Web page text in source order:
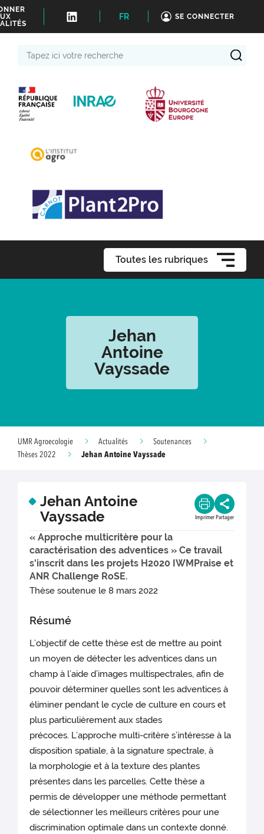
FR SE CONNECTER
Toutes les rubriques
Jehan
Antoine
Vayssade
UMR Agroecologie Actualités
Soutenances
Thèses 2022
Jehan Antoine Vayssade
Jehan Antoine
Vayssade
Imprimer Partager
« Approche multicritère pour la
caractérisation des adventices » Ce travail
s'inscrit dans les projets H2020 IWMPraise et
ANR Challenge RoSE.
Thèse soutenue le 8 mars 2022
Résumé
L’objectif de cette thèse est de mettre au point
un moyen de détecter les adventices dans un
champ à l’aide d’images multispectrales, afin de
pouvoir déterminer quelles sont les adventices à
éliminer pendant le cycle de culture en cours et
plus particulièrement aux stades
précoces. L’approche multi-critère s’intéresse à la
disposition spatiale, à la signature spectrale, à
la morphologie et à la texture des plantes
présentes dans les parcelles. Cette thèse a
permis de développer une méthode permettant
de sélectionner les meilleurs critères pour une
discrimination optimale dans un contexte donné.